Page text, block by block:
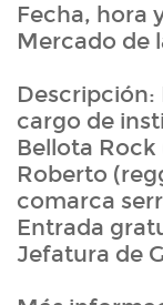
Fecha, hora
Mercado de
Descripción:
cargo de
Bellota
Roberto
comarca
Entrada
Jefatura de